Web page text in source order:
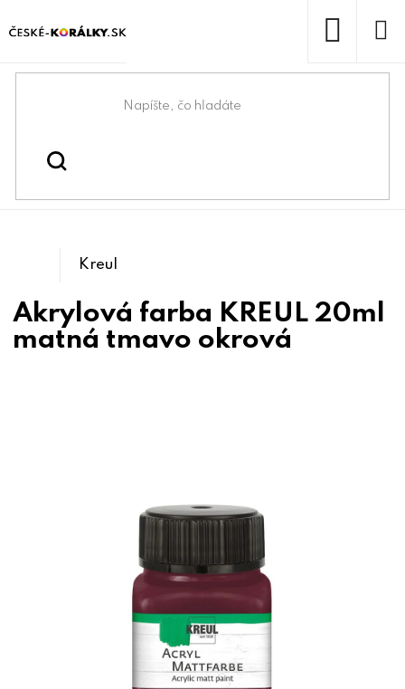
na
Domov
Kreatívne tvorenie
tvorenie / Tetovanie /
Akrylová farba KREUL 20ml
matná tmavo okrová
Kreul